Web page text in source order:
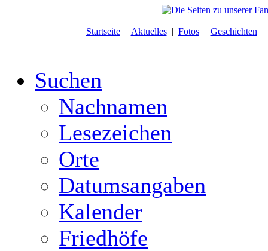
Startseite| Aktuelles| Fotos| Geschichten |
Suchen
Nachnamen
Lesezeichen
Orte
Datumsangaben
Kalender
Friedhöfe